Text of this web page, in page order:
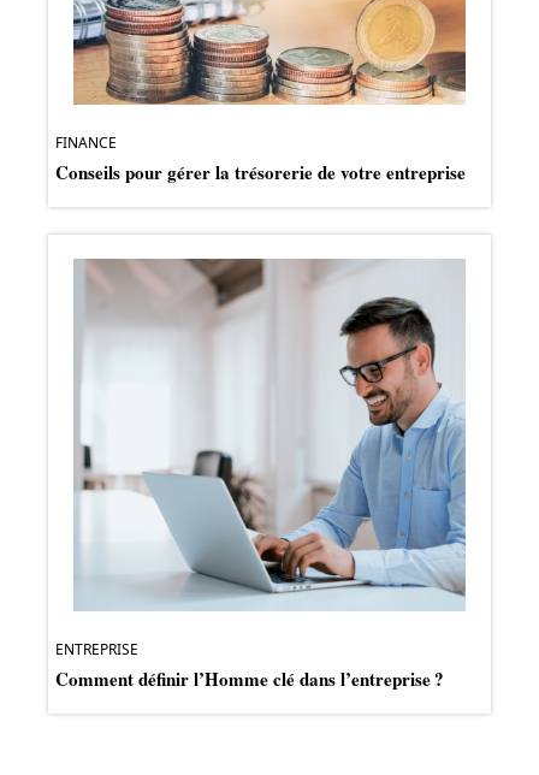
FINANCE
Conseils pour gérer la trésorerie de votre entreprise
ENTREPRISE
Comment définir l’Homme clé dans l’entreprise ?